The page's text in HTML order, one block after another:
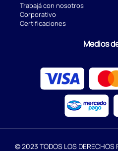
Trabajá con nosotros
Corporativo
Certificaciones
Medios
© 2023 TODOS LOS DERECHOS